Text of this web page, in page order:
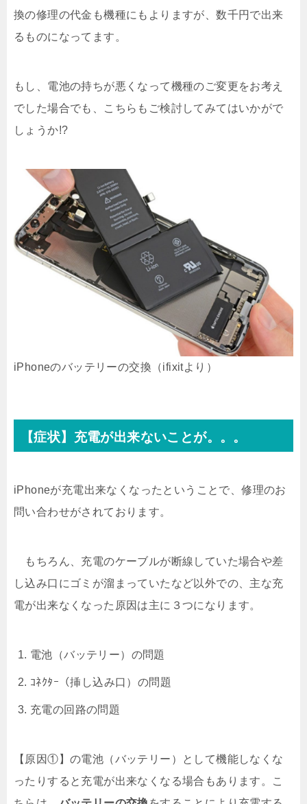
換の修理の代金も機種にもよりますが、数千円で出来
るものになってます。
もし、電池の持ちが悪くなって機種のご変更をお考え
でした場合でも、こちらもご検討してみてはいかがで
しょうか!?
iPhoneのバッテリーの交換（ifixitより）
【症状】充電が出来ないことが。。。
iPhoneが充電出来なくなったということで、修理のお
問い合わせがされております。
もちろん、充電のケーブルが断線していた場合や差
し込み口にゴミが溜まっていたなど以外での、主な充
電が出来なくなった原因は主に３つになります。
電池（バッテリー）の問題
ｺﾈｸﾀｰ（挿し込み口）の問題
充電の回路の問題
【原因①】の電池（バッテリー）として機能しなくな
ったりすると充電が出来なくなる場合もあります。こ